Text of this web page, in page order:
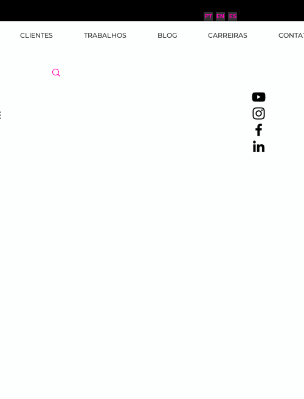
ES
EN
PT
CLIENTES TRABALHOS BLOG CARREIRAS